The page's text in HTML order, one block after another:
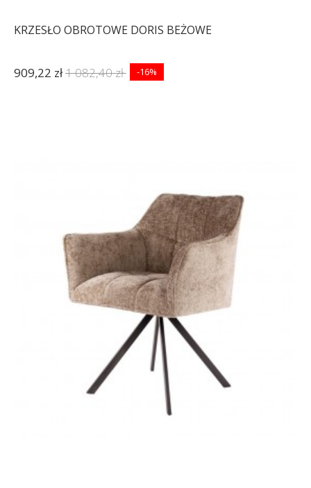
KRZESŁO OBROTOWE DORIS BEŻOWE
909,22 zł1 082,40 zł -16%